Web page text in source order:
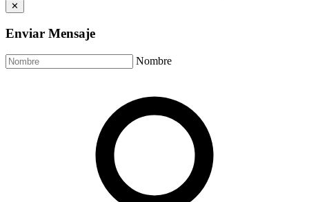
✕
Enviar Mensaje
Nombre